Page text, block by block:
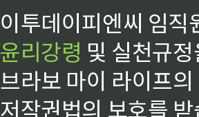
이투데이피엔씨 임
윤리강령 및 실천규
브라보 마이 라이프
저작권법의 보호를